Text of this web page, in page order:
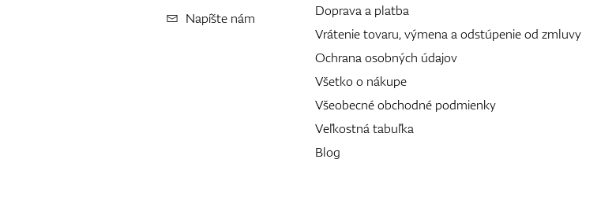
Napíšte nám
Doprava a platba
Vrátenie tovaru, výmena a odstúpenie od zmluvy
Ochrana osobných údajov
Všetko o nákupe
Všeobecné obchodné podmienky
Veľkostná tabuľka
Blog